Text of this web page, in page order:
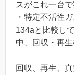
スがこれ一台で
・特定不活性
134aと比較し
中、回収・再
回収、再生、